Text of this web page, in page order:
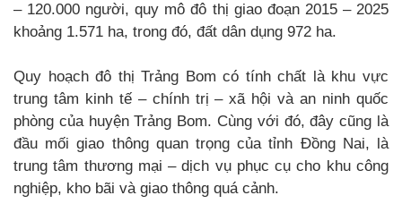
– 120.000 người, quy mô đô thị giao đoạn 2015 – 2025
khoảng 1.571 ha, trong đó, đất dân dụng 972 ha.
Quy hoạch đô thị Trảng Bom có tính chất là khu vực
trung tâm kinh tế – chính trị – xã hội và an ninh quốc
phòng của huyện Trảng Bom. Cùng với đó, đây cũng là
đầu mối giao thông quan trọng của tỉnh Đồng Nai, là
trung tâm thương mại – dịch vụ phục cụ cho khu công
nghiệp, kho bãi và giao thông quá cảnh.